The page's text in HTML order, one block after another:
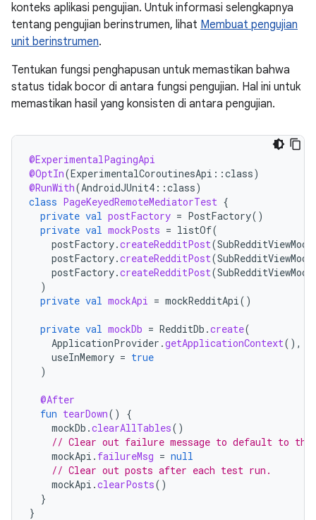
konteks aplikasi pengujian. Untuk informasi selengkapnya
tentang pengujian berinstrumen, lihat Membuat pengujian
unit berinstrumen.
Tentukan fungsi penghapusan untuk memastikan bahwa
status tidak bocor di antara fungsi pengujian. Hal ini untuk
memastikan hasil yang konsisten di antara pengujian.
@ExperimentalPagingApi
@OptIn(ExperimentalCoroutinesApi ::class)
@RunWith(AndroidJUnit4 ::class)
class PageKeyedRemoteMediatorTest {
private val postFactory = PostFactory()
private val mockPosts = listOf(
postFactory.createRedditPost(
postFactory.createRedditPost(
postFactory.createRedditPost(
)
private val mockApi = mockRedditApi()
private val mockDb = RedditDb .create(
ApplicationProvider .getApplicationContext(),
useInMemory = true
)
@After
fun tearDown()
{
mockDb .clearAllTables()
// Clear out failure message to default to the
mockApi . failureMsg = null
// Clear out posts after each test run.
mockApi .clearPosts()
}
}